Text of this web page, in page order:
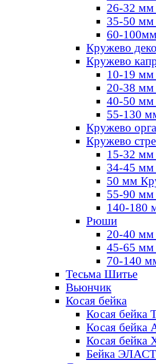
26-32 мм
35-50 мм
60-
Кружево
Кружево
10-19 мм
20-38 мм
40-50 мм
55-130
Кружево
Кружево
15-32 мм
34-45 мм
50 мм
55-90 мм
140-180
Рюши
20-40
45-65
70-140
Тесьма Шитье
Вьюнчик
Косая бейка
Косая бейка
Косая бейка
Косая бейка
Бейка